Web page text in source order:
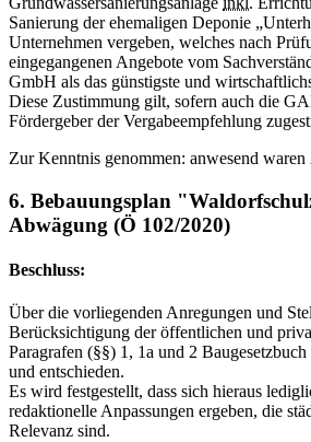
Sanierung der ehemaligen Deponie
Unternehmen vergeben, welches nach
eingegangenen Angebote vom
GmbH als das günstigste und
Diese Zustimmung gilt, sofern auch die
Fördergeber der Vergabeempfehlung
Zur Kenntnis genommen: anwesend
6. Bebauungsplan
Abwägung (Ö 102/2020)
Beschluss:
Über die vorliegenden Anregungen und
Berücksichtigung der öffentlichen und
Paragrafen (§§) 1, 1a und 2
und entschieden.
Es wird festgestellt, dass sich hieraus
redaktionelle Anpassungen ergeben, die
Relevanz sind.